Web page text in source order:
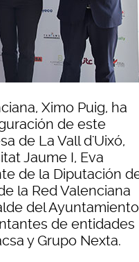
Ximo Puig, ha
de este
de La Vall d'Uixó,
Jaume I, Eva
de la Diputación
la Red Valenciana
del Ayuntamiento
de entidades
y Grupo Nexta.